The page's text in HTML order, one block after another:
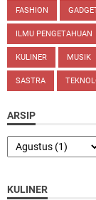
FASHION
ILMU PENGETAHUAN
KULINER MUSIK
SASTRA
ARSIP
KULINER